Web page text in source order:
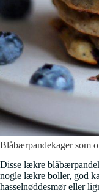
Blåbærpandekager som
Disse lækre
nogle lækre boller, god
hasselnøddesmør eller